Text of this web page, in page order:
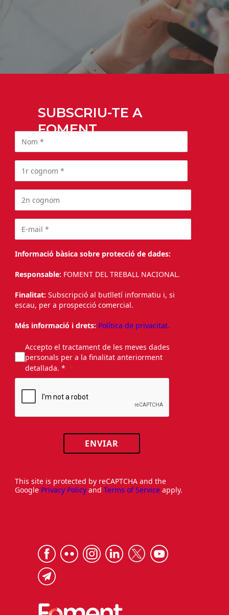
SUBSCRIU-TE A
FOMENT
Informació bàsica sobre protecció de dades:
Responsable: FOMENT DEL TREBALL NACIONAL.
Finalitat: Subscripció al butlletí informatiu i, si
escau, per a prospecció comercial.
Més informació i drets: Política de privacitat.
Accepto el tractament de les meves dades
personals per a la finalitat anteriorment
detallada. *
ENVIAR
This site is protected by reCAPTCHA and the
Google Privacy Policy and Terms of Service apply.